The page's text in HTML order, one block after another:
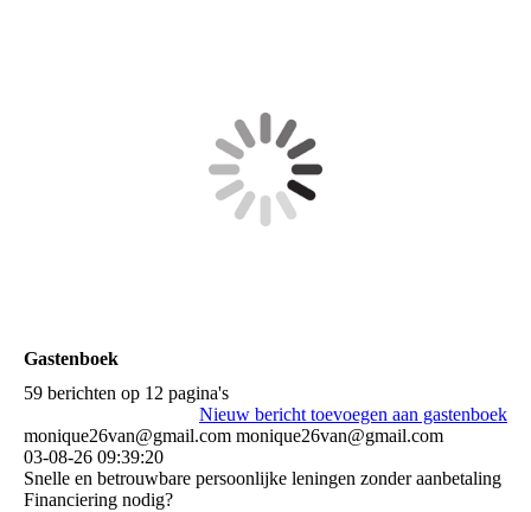
Gastenboek
59 berichten op 12 pagina's
Nieuw bericht toevoegen aan gastenboek
monique26van@gmail.com monique26van@gmail.com
03-08-26 09:39:20
Snelle en betrouwbare persoonlijke leningen zonder aanbetaling
Financiering nodig?